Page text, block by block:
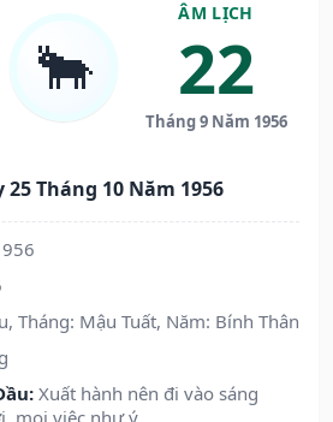
🐂
ÂM LỊCH
22
Tháng 9 Năm 1956
Tháng 10 Năm 1956
Tháng: Mậu Tuất, Năm: Bính Thân
Xuất hành nên đi vào sáng